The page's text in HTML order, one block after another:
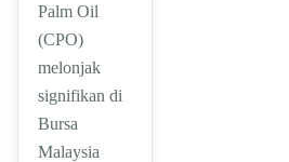
Palm Oil
(CPO)
melonjak
signifikan di
Bursa
Malaysia